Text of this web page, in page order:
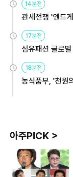
14분전
관세전쟁 '엔드
용해야
17분전
섬유패션 글로
원
18분전
농식품부, '천원
아주PICK >